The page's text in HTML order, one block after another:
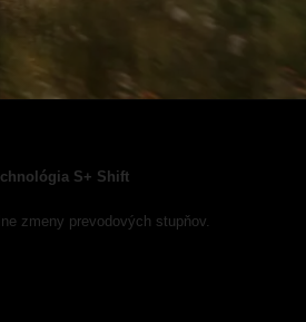
S+ Shift
zmeny prevodových stupňov.